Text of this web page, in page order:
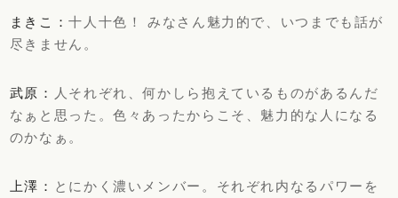
まきこ：十人十色！ みなさん魅力的で、いつまでも話が
尽きません。
武原：
人それぞれ、何かしら抱えているものがあるんだ
なぁと思った。色々あったからこそ、魅力的な人になる
のかなぁ。
上澤： とにかく濃いメンバー。それぞれ内なるパワーを